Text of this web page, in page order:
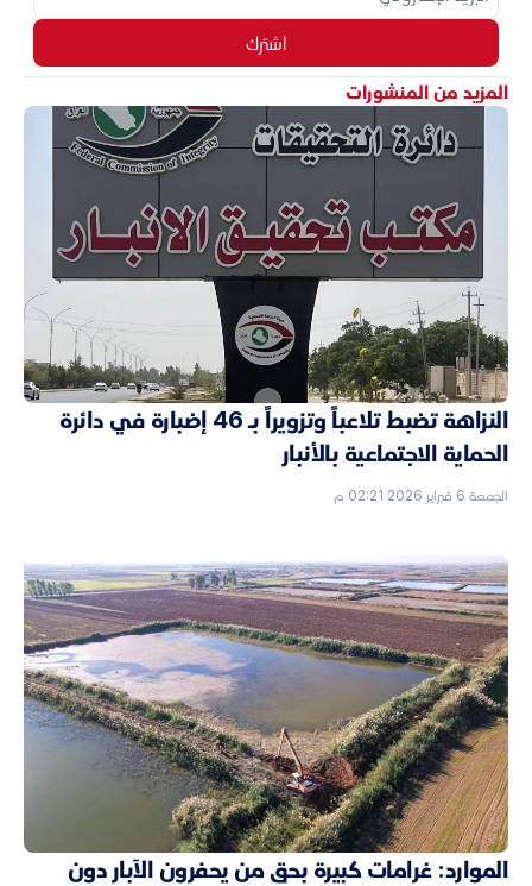
اشترك
المزيد من المنشورات
النزاهة تضبط تلاعباً وتزويراً بـ 46 إضبارة في دائرة
الحماية الاجتماعية بالأنبار
الجمعة 6 فبراير 2026 02:21 م
الموارد: غرامات كبيرة بحق من يحفرون الآبار دون